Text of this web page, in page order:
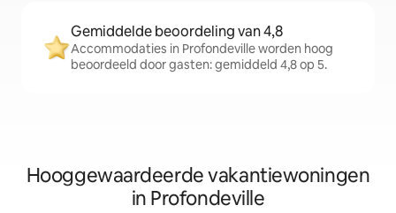
Gemiddelde beoordeling van 4,8
Accommodaties in Profondeville worden hoog
beoordeeld door gasten: gemiddeld 4,8 op 5.
Hooggewaardeerde vakantiewoningen
in Profondeville